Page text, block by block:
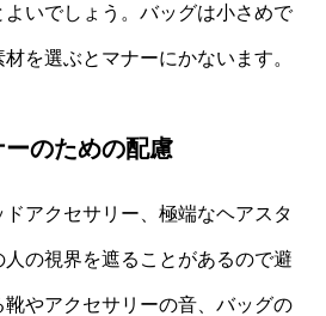
いでしょう。バッグは小さめで
を選ぶとマナーにかないます。
のための配慮
アクセサリー、極端なヘアスタ
の視界を遮ることがあるので避
やアクセサリーの音、バッグの